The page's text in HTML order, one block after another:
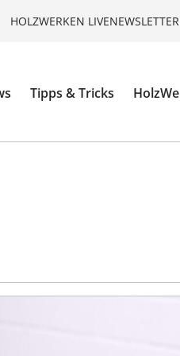
HOLZWERKEN LIVENEWSLETTER
Tipps & Tricks